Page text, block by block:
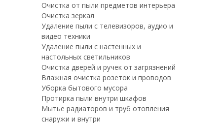
Очистка от пыли предметов интерьера
Очистка зеркал
Удаление пыли с телевизоров, аудио и
видео техники
Удаление пыли с настенных и
настольных светильников
Очистка дверей и ручек от загрязнений
Влажная очистка розеток и проводов
Уборка бытового мусора
Протирка пыли внутри шкафов
Мытье радиаторов и труб отопления
снаружи и внутри